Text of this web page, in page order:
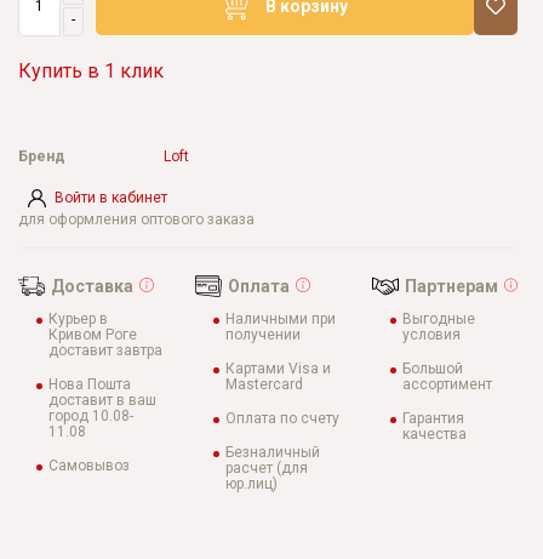
-
В корзину
Купить в 1 клик
Войти в кабинет
для оформления оптового заказа
Бренд Loft
Доставка
Курьер в
Кривом Роге
доставит завтра
Нова Пошта
доставит в ваш
город 10.08-
11.08
Самовывоз
Оплата
Наличными при
получении
Картами Visa и
Mastercard
Оплата по счету
Безналичный
расчет (для
юр.лиц)
Партнерам
Выгодные
условия
Большой
ассортимент
Гарантия
качества